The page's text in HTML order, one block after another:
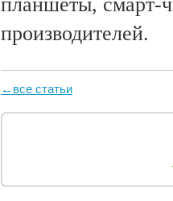
производителей.
←все статьи